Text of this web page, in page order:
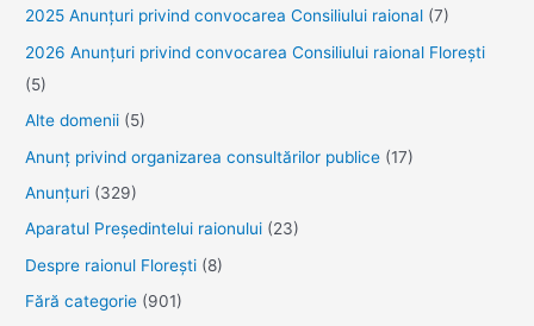
2025 Anunţuri privind convocarea Consiliului raional (7)
2026 Anunțuri privind convocarea Consiliului raional Florești
(5)
Alte domenii (5)
Anunţ privind organizarea consultărilor publice (17)
Anunţuri (329)
Aparatul Preşedintelui raionului (23)
Despre raionul Floreşti (8)
Fără categorie (901)